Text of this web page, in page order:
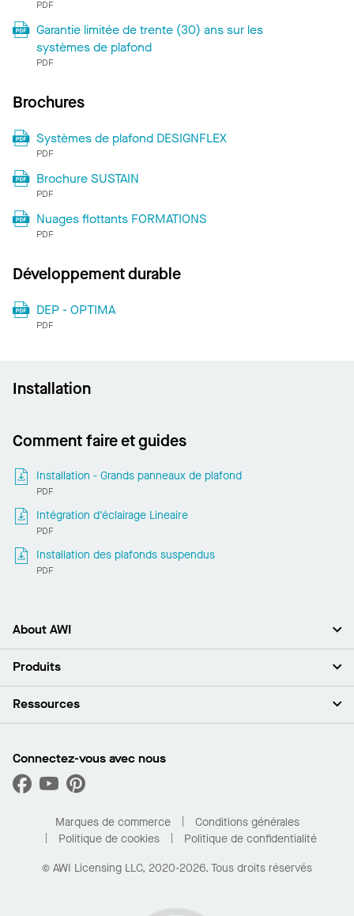
PDF
Garantie limitée de trente (30) ans sur les
systèmes de plafond
PDF
Brochures
Systèmes de plafond DESIGNFLEX
PDF
Brochure SUSTAIN
PDF
Nuages flottants FORMATIONS
PDF
Développement durable
DEP - OPTIMA
PDF
Installation
Comment faire et guides
Installation - Grands panneaux de plafond
PDF
Intégration d’éclairage Lineaire
PDF
Installation des plafonds suspendus
PDF
About AWI
À propos de nous
Espace presse
Quelles sont mes options d’achat?
Produits
Plafonds
Capacités sur mesure
Performance
Ressources
Trouver un distributeur
Trouver un distributeur
Pour la maison
Connectez-vous avec nous
Marques de commerce
Conditions générales
Politique de cookies
Politique de confidentialité
© AWI Licensing LLC, 2020-2026. Tous droits réservés